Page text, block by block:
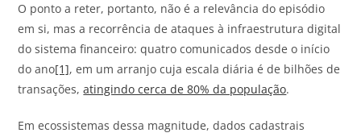
O ponto a reter, portanto, não é a relevância do episódio
em si, mas a recorrência de ataques à infraestrutura digital
do sistema financeiro: quatro comunicados desde o início
do ano[1], em um arranjo cuja escala diária é de bilhões de
transações,atingindo cerca de 80% da população.
Em ecossistemas dessa magnitude, dados cadastrais